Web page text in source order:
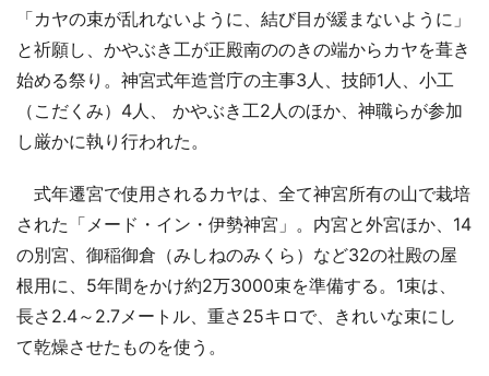
「カヤの束が乱れないように、結び目が緩まないように」
と祈願し、かやぶき工が正殿南ののきの端からカヤを葺き
始める祭り。神宮式年造営庁の主事3人、技師1人、小工
（こだくみ）4人、 かやぶき工2人のほか、神職らが参加
し厳かに執り行われた。
式年遷宮で使用されるカヤは、全て神宮所有の山で栽培
された「メード・イン・伊勢神宮」。内宮と外宮ほか、14
の別宮、御稲御倉（みしねのみくら）など32の社殿の屋
根用に、5年間をかけ約2万3000束を準備する。1束は、
長さ2.4～2.7メートル、重さ25キロで、きれいな束にし
て乾燥させたものを使う。